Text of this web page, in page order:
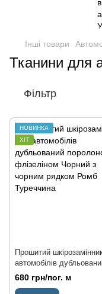
Інші товари
Тканини для
Фільтр
НОВИНКА
ХІТ
Прошитий
автомобілів
поролоном і флізеліном
Чорний з чорним
680 грн/пог. м